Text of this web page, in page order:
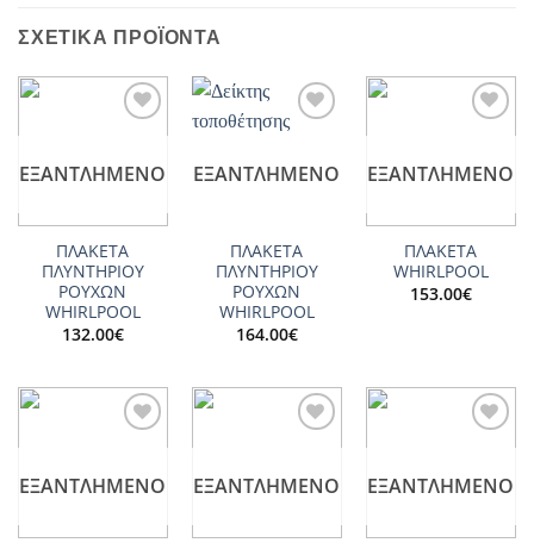
ΣΧΕΤΙΚΆ ΠΡΟΪΌΝΤΑ
ΕΞΑΝΤΛΗΜΈΝΟ
ΠΛΑΚΕΤΑ
ΠΛΥΝΤΗΡΙΟΥ
ΡΟΥΧΩΝ
WHIRLPOOL
132.00€
Add to
ΕΞΑΝΤΛΗΜΈΝΟ
ΠΛΑΚΕΤΑ
ΠΛΥΝΤΗΡΙΟΥ
ΡΟΥΧΩΝ
WHIRLPOOL
164.00€
ΕΞΑΝΤΛΗΜΈΝΟ
ΠΛΑΚΕΤΑ
WHIRLPOOL
153.00€
ΕΞΑΝΤΛΗΜΈΝΟ ΕΞΑΝΤΛΗΜΈΝΟ ΕΞΑΝΤΛΗΜΈΝΟ